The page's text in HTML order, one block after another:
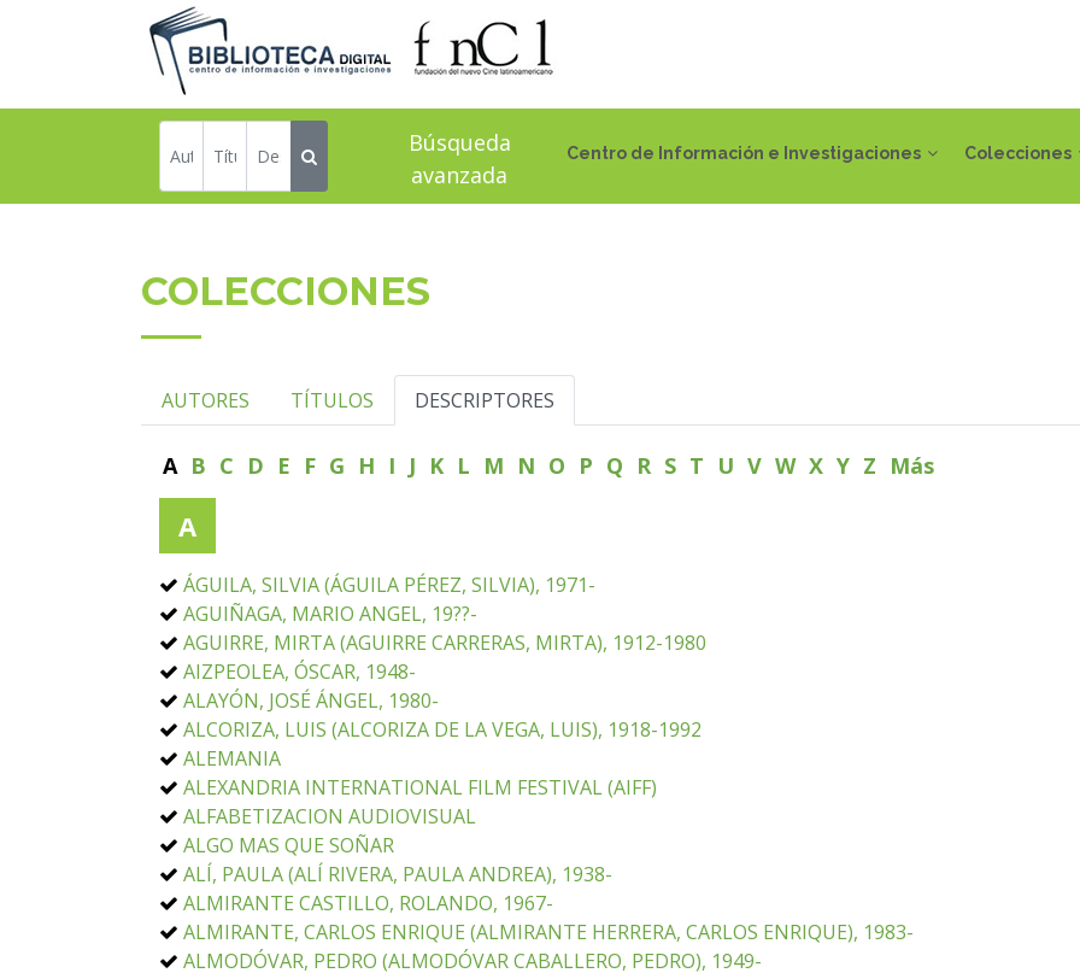
Centro de Información e Investigaciones Colecciones
Búsqueda
avanzada
COLECCIONES
AUTORES TÍTULOS DESCRIPTORES
A B C D E F G H I J K L M N O P Q R S T U V W X Y Z Más
A
ÁGUILA, SILVIA (ÁGUILA PÉREZ, SILVIA), 1971-
AGUIÑAGA, MARIO ANGEL, 19??-
AGUIRRE, MIRTA (AGUIRRE CARRERAS, MIRTA), 1912-1980
AIZPEOLEA, ÓSCAR, 1948-
ALAYÓN, JOSÉ ÁNGEL, 1980-
ALCORIZA, LUIS (ALCORIZA DE LA VEGA, LUIS), 1918-1992
ALEMANIA
ALEXANDRIA INTERNATIONAL FILM FESTIVAL (AIFF)
ALFABETIZACION AUDIOVISUAL
ALGO MAS QUE SOÑAR
ALÍ, PAULA (ALÍ RIVERA, PAULA ANDREA), 1938-
ALMIRANTE CASTILLO, ROLANDO, 1967-
ALMIRANTE, CARLOS ENRIQUE (ALMIRANTE HERRERA, CARLOS ENRIQUE), 1983-
ALMODÓVAR, PEDRO (ALMODÓVAR CABALLERO, PEDRO), 1949-